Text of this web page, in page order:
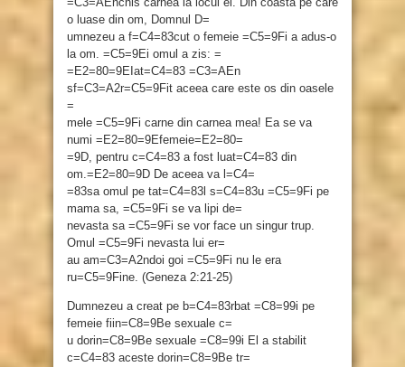
o luase din om, Domnul D=
umnezeu a f=C4=83cut o femeie =C5=9Fi a adus-o
la om. =C5=9Ei omul a zis: =
=E2=80=9EIat=C4=83 =C3=AEn
sf=C3=A2r=C5=9Fit aceea care este os din oasele
=
mele =C5=9Fi carne din carnea mea! Ea se va
numi =E2=80=9Efemeie=E2=80=
=9D, pentru c=C4=83 a fost luat=C4=83 din
om.=E2=80=9D De aceea va l=C4=
=83sa omul pe tat=C4=83l s=C4=83u =C5=9Fi pe
mama sa, =C5=9Fi se va lipi de=
nevasta sa =C5=9Fi se vor face un singur trup.
Omul =C5=9Fi nevasta lui er=
au am=C3=A2ndoi goi =C5=9Fi nu le era
ru=C5=9Fine. (Geneza 2:21-25)
Dumnezeu a creat pe b=C4=83rbat =C8=99i pe
femeie fiin=C8=9Be sexuale c=
u dorin=C8=9Be sexuale =C8=99i El a stabilit
c=C4=83 aceste dorin=C8=9Be tr=